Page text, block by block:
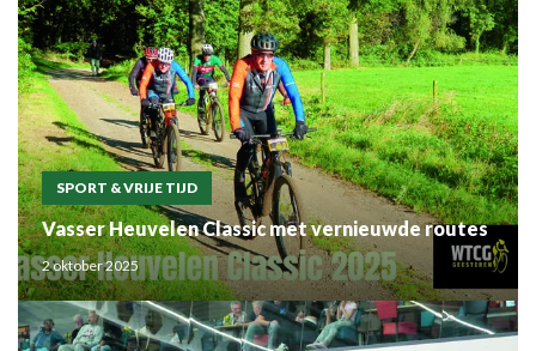
SPORT & VRIJE TIJD
Vasser Heuvelen Classic met vernieuwde routes
2 oktober 2025